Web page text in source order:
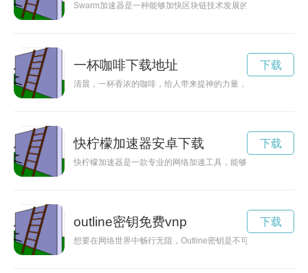
Swarm加速器是一种能够加快区块链技术发展的利器，通过分
一杯咖啡下载地址
清晨，一杯香浓的咖啡，给人带来提神的力量，享受生活的美好
下载
快柠檬加速器安卓下载
快柠檬加速器是一款专业的网络加速工具，能够为用户提供高
下载
outline密钥免费vnp
想要在网络世界中畅行无阻，Outline密钥是不可或缺的工具之
下载